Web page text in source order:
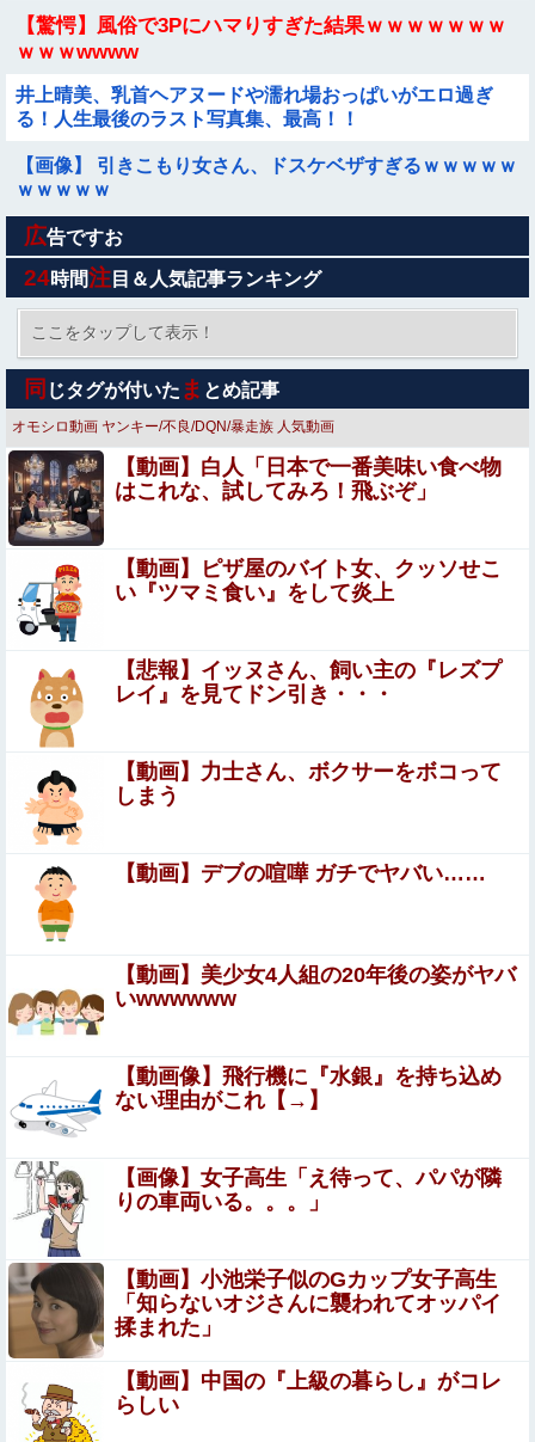
【驚愕】風俗で3Pにハマりすぎた結果ｗｗｗｗｗｗｗ
ｗｗｗwwww
井上晴美、乳首ヘアヌードや濡れ場おっぱいがエロ過ぎ
る！人生最後のラスト写真集、最高！！
【画像】 引きこもり女さん、ドスケベザすぎるｗｗｗｗｗ
ｗｗｗｗｗ
エッセイスト「原爆を二度と使わせてはならない」⇒「も
ちろん中国の核も非難する？」⇒「中国の核は綺麗な
核！」
【悲報】女性「男への最大ダメージはこれ」←お前ら耐え
られる？
子なし保育士の義兄夫婦、上から目線で育児アドバイスさ
れる日々に限界！「この時期は知育おもちゃが〜」と理想
論を語り、義父母も「頼れ頼れ」とウザすぎる・・・
【画像あり】安心系JKのホットケーキ、レベチｗｗｗｗ
ｗｗｗｗｗｗｗｗｗｗｗｗｗｗｗｗｗｗｗｗ
辺野古の防犯カメラ画像を見た玉城デニー、「うまい言い
訳が思いつかなかったからそれかよ」と有権者を呆れさせ
るコメントを……
こじるり「その筋肉、意味あるの？(笑)」←これｗｗｗｗ
ｗｗ
【画像】 JCさん、足漕ぎボートで回遊中にアソコがモ
ロ見えになってしまうｗｗｗ
【画像】元モデルのTBS新人アナさん、プリケツ
【ガンプラ再販】 RG「ストライクフリーダムガンダム デ
ィアクティブモード」ほか【11時予約開始】
【画像】深田恭子さん（43）の私服、とんでもなく可愛い
と話題にwww他
京大病院、脳腫瘍摘出手術で誤って腫瘍の無い部
位を摘出 脳幹など損傷受け植物状態に
【閲覧注意】女さん「私の村、本当にヤバい…これ見
旦那の祖父が亡くなった。私「エプロン持って行った方が
いいよね」旦那「余計な出費すんな。そんなもん買うなら
今後一切金を出さねぇぞ」私「えっ…」
ワイ38歳、人生を変えるためにプログラミングを習いたい
んだが…
【閲覧注意】人妻がヌード動画を公開 ⇒ ネット民「赤ち
ゃんに絶対に母乳を上げないで！」（衝撃動画）
●●漫画『八尺耽溺奇談』をrawやhitomiを使わずに無料で
読む方法│歯車
冷蔵庫あけたらパイナップルがあって友人が食ったら、友
人ところのジジイが買ったたくあんだったんだか
広告ですお
24時間注 目＆人気記事ランキング
ここをタップして表示！
同 じタグが付いた ま とめ記事
オモシロ動画 ヤンキー/不良/DQN/暴走族 人気動画
【動画】白人「日本で一番美味い食べ物
はこれな、試してみろ！飛ぶぞ」
【動画】ピザ屋のバイト女、クッソせこ
い『ツマミ食い』をして炎上
【悲報】イッヌさん、飼い主の『レズプ
レイ』を見てドン引き・・・
【動画】力士さん、ボクサーをボコって
しまう
【動画】デブの喧嘩 ガチでヤバい……
【動画】美少女4人組の20年後の姿がヤバ
いwwwwww
【動画像】飛行機に『水銀』を持ち込め
ない理由がこれ【→】
【画像】女子高生「え待って、パパが隣
りの車両いる。。。」
【動画】小池栄子似のGカップ女子高生
「知らないオジさんに襲われてオッパイ
揉まれた」
【動画】中国の『上級の暮らし』がコレ
らしい